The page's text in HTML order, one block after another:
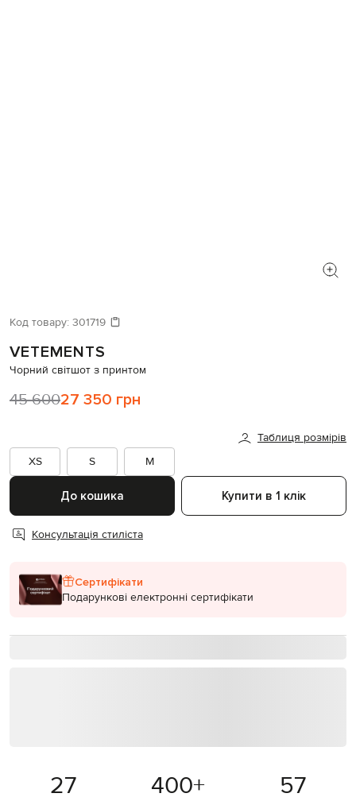
Код товару: 301719
VETEMENTS
Чорний світшот з принтом
45 60027 350 грн
Таблиця розмірів
XS
S M
До кошика Купити в 1 клік
Консультація стиліста
Сертифікати
Подарункові електронні сертифікати
27 400+ 57